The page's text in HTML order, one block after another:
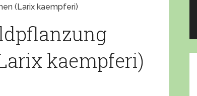
(Larix kaempferi)
kaempferi)